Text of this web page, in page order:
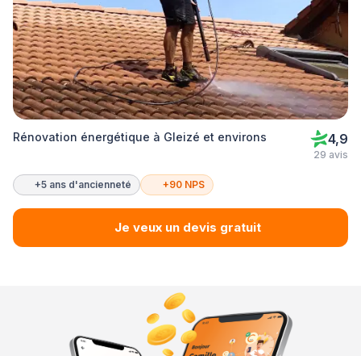
Rénovation énergétique à Gleizé et environs 4,9
29 avis
+5 ans d'ancienneté +90 NPS
Je veux un devis gratuit